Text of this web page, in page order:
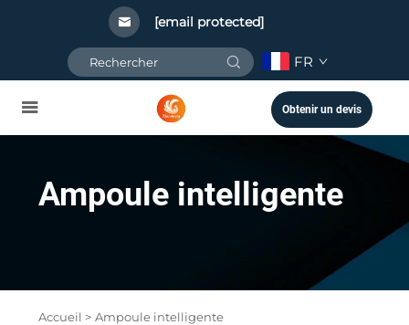
[email protected]
FR
Obtenir un devis
Ampoule intelligente
Accueil > Ampoule intelligente